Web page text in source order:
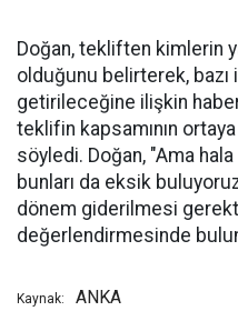
Doğan, tekliften kimlerin
olduğunu belirterek,
getirileceğine ilişkin
teklifin kapsamının
söyledi. Doğan, "Ama hala
bunları da eksik
dönem giderilmesi
değerlendirmesinde
Kaynak: ANKA